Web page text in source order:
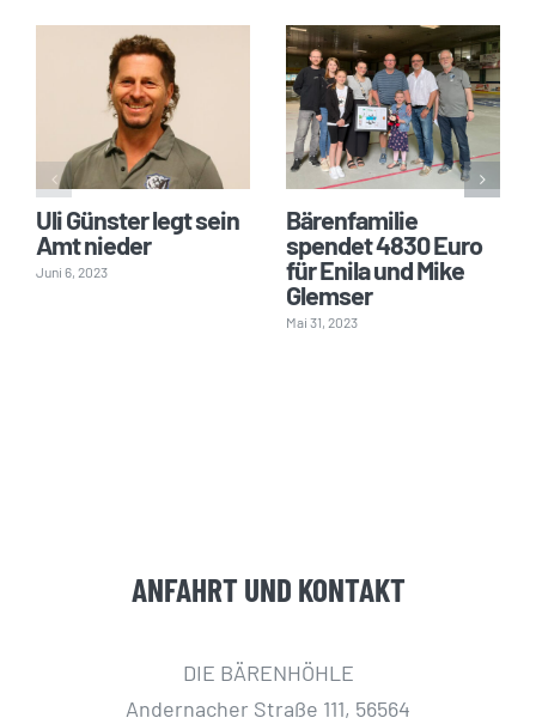
Uli Günster legt sein
Amt nieder
Juni 6, 2023
Bärenfamilie
spendet 4830 Euro
für Enila und Mike
Glemser
Mai 31, 2023
ANFAHRT UND KONTAKT
DIE BÄRENHÖHLE
Andernacher Straße 111, 56564